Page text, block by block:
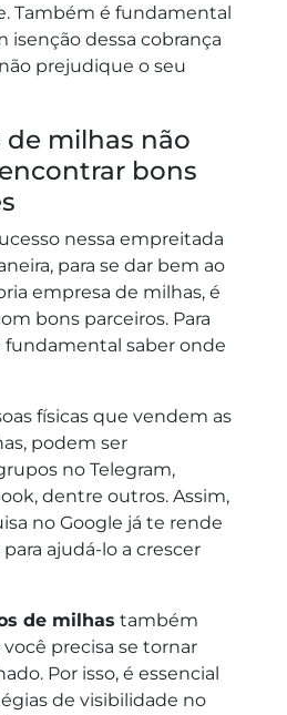
Também é fundamental
isenção dessa cobrança
prejudique o seu
de milhas não
bons
nessa empreitada
para se dar bem ao
empresa de milhas, é
bons parceiros. Para
fundamental saber onde
físicas que vendem as
podem ser
no Telegram,
dentre outros. Assim,
no Google já te rende
ajudá-lo a crescer
de milhas também
precisa se tornar
Por isso, é essencial
de visibilidade no